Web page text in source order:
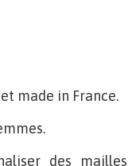
made in France.
des mailles